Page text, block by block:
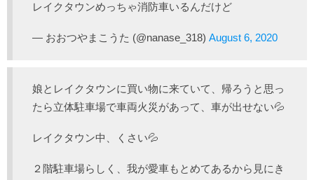
レイクタウンめっちゃ消防車いるんだけど
— おおつやまこうた (@nanase_318) August 6, 2020
娘とレイクタウンに買い物に来ていて、帰ろうと思っ
たら立体駐車場で車両火災があって、車が出せない💦
レイクタウン中、くさい💦
２階駐車場らしく、我が愛車もとめてあるから見にき